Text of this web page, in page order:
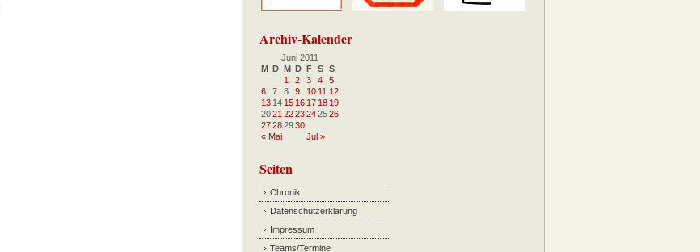
Archiv-Kalender
Juni 2011
M D M D F S S
« Mai Jul »
1 2 3 4
5
6
7 8 9 10 11 12
13 14 15 16 17 18 19
2021 2223242526
27282930
Seiten
Chronik
Datenschutzerklärung
Impressum
Teams/Termine